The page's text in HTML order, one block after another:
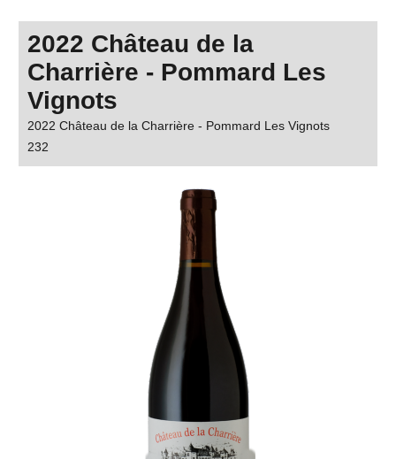
2022 Château de la
Charrière - Pommard Les
Vignots
2022 Château de la Charrière - Pommard Les Vignots
232